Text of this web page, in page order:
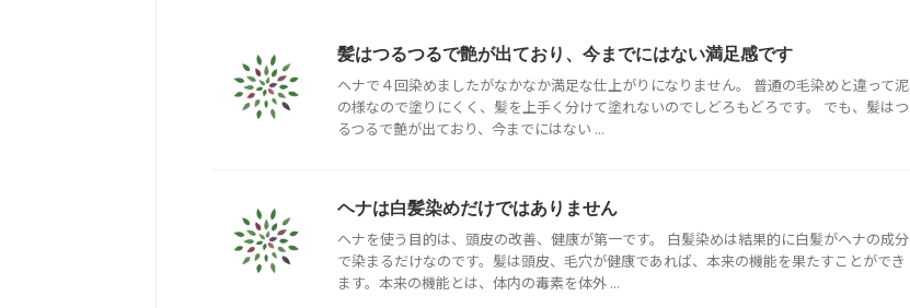
髪はつるつるで艶が出ており、今までにはない満足感です
ヘナで４回染めましたがなかなか満足な仕上がりになりません。 普通の毛染めと違って泥
の様なので塗りにくく、髪を上手く分けて塗れないのでしどろもどろです。 でも、髪はつ
るつるで艶が出ており、今までにはない ...
ヘナは白髪染めだけではありません
ヘナを使う目的は、頭皮の改善、健康が第一です。 白髪染めは結果的に白髪がヘナの成分
で染まるだけなのです。髪は頭皮、毛穴が健康であれば、本来の機能を果たすことができ
ます。本来の機能とは、体内の毒素を体外 ...